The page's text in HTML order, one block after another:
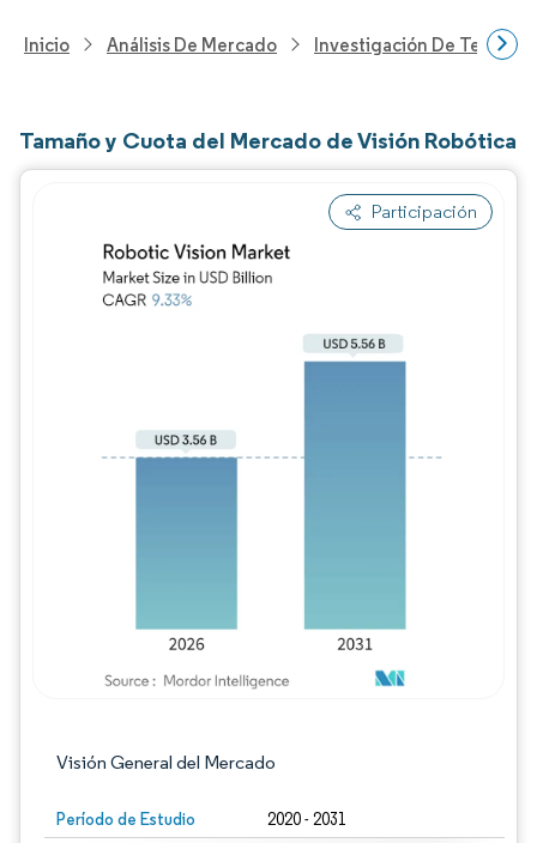
Inicio Análisis De Mercado Investigación De
Tamaño y Cuota del Mercado de Visión Robótica
Participación
Visión General del Mercado
Período de Estudio 2020 - 2031